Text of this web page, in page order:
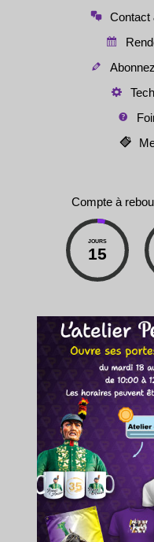
Contact
Compte à
JOURS
15